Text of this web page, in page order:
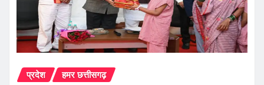
प्रदेश हमर छत्तीसगढ़